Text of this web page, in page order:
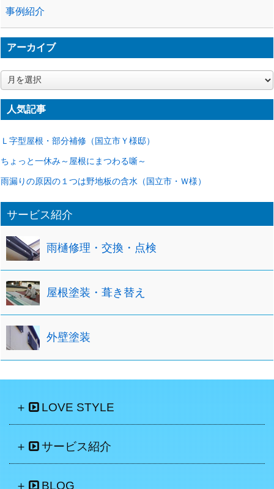
事例紹介
アーカイブ
ア
ー
カ
イ人気記事
Ｌ字型屋根・部分補修（国立市Ｙ様邸）
ちょっと一休み～屋根にまつわる噺～
雨漏りの原因の１つは野地板の含水（国立市・Ｗ様）
サービス紹介
雨樋修理・交換・点検
屋根塗装・葺き替え
外壁塗装
LOVE STYLE
サービス紹介
BLOG